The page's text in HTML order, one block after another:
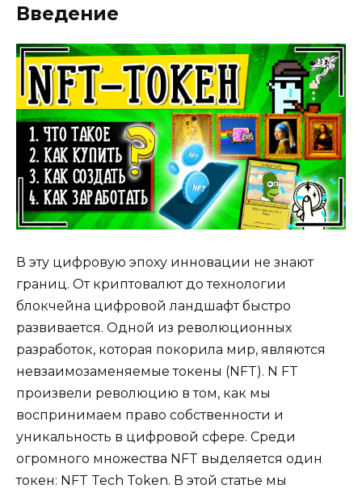
Введение
В эту цифровую эпоху инновации не знают
границ. От криптовалют до технологии
блокчейна цифровой ландшафт быстро
развивается. Одной из революционных
разработок, которая покорила мир, являются
невзаимозаменяемые токены (NFT). N FT
произвели революцию в том, как мы
воспринимаем право собственности и
уникальность в цифровой сфере. Среди
огромного множества NFT выделяется один
токен: NFT Tech Token. В этой статье мы